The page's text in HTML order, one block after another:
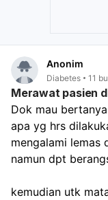
Anda. Jangan
dini sangat
di kemudian
Anonim
Diabetes 11
Merawat pasien
Dok mau bertanya
apa yg hrs
mengalami lemas
namun dpt
kemudian utk